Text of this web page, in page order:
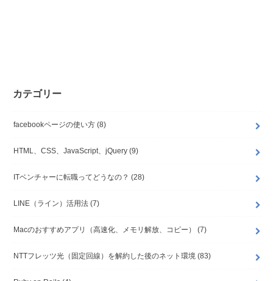
カテゴリー
facebookページの使い方 (8)
HTML、CSS、JavaScript、jQuery (9)
ITベンチャーに転職ってどうなの？ (28)
LINE（ライン）活用法 (7)
Macのおすすめアプリ（高速化、メモリ解放、コピー） (7)
NTTフレッツ光（固定回線）を解約した後のネット環境 (83)